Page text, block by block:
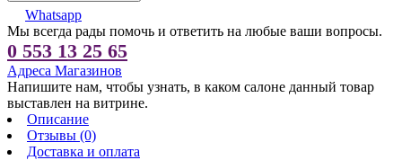
Whatsapp
Мы всегда рады помочь и ответить на любые ваши вопросы.
0 553 13 25 65
Адреса Магазинов
Напишите нам, чтобы узнать, в каком салоне данный товар
выставлен на витрине.
Описание
Отзывы (0)
Доставка и оплата